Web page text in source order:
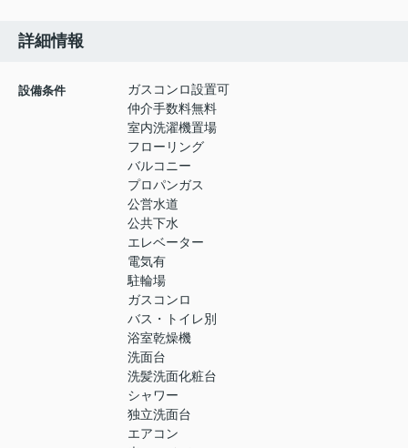
詳細情報
設備条件
ガスコンロ設置可
仲介手数料無料
室内洗濯機置場
フローリング
バルコニー
プロパンガス
公営水道
公共下水
エレベーター
電気有
駐輪場
ガスコンロ
バス・トイレ別
浴室乾燥機
洗面台
洗髪洗面化粧台
シャワー
独立洗面台
エアコン